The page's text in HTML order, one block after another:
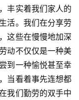
丰实着我们家人的
活。我们在分享劳
这些在慢慢地加深
动不仅仅是一种美
到一种愉悦甚至幸
当看着事先连想都
我们勤劳的双手中